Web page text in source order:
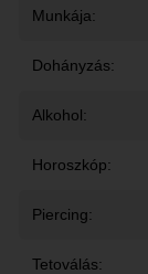
Munkája:
Dohányzás:
Alkohol:
Horoszkóp:
Piercing:
Tetoválás: